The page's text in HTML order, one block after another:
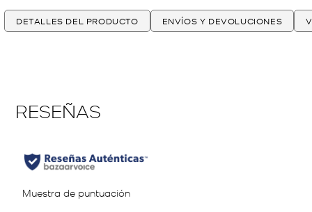
DETALLES DEL PRODUCTO ENVÍOS Y DEVOLUCIONES